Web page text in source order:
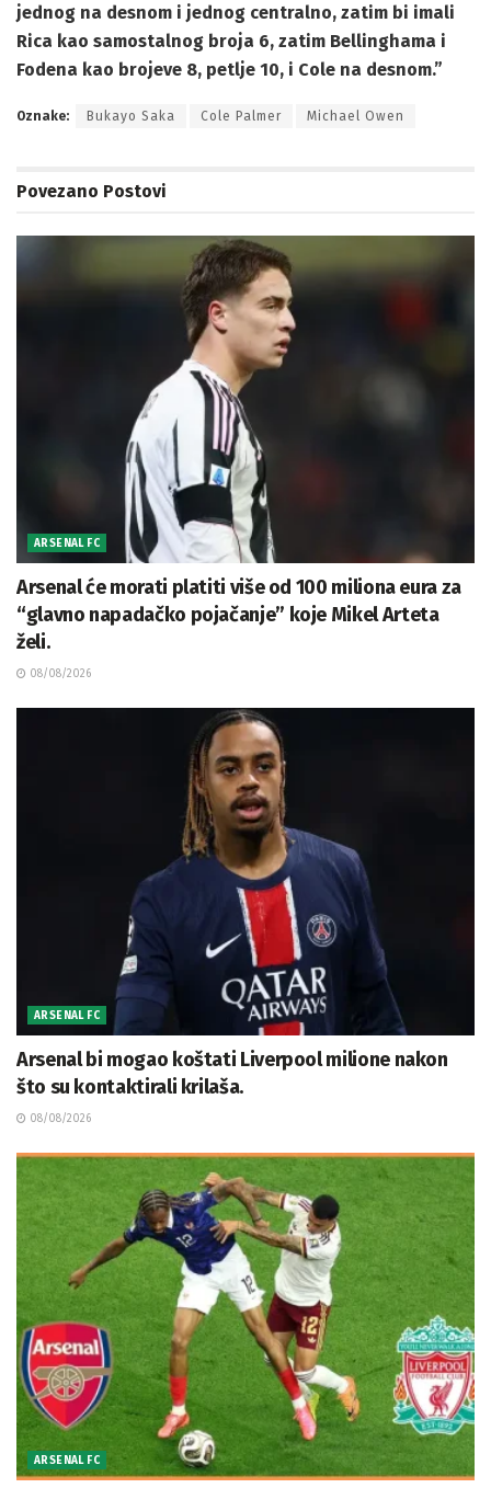
jednog na desnom i jednog centralno, zatim bi imali
Rica kao samostalnog broja 6, zatim Bellinghama i
Fodena kao brojeve 8, petlje 10, i Cole na desnom.”
Oznake: Bukayo Saka Cole Palmer Michael Owen
Povezano Postovi
ARSENAL FC
Arsenal će morati platiti više od 100 miliona eura za
“glavno napadačko pojačanje” koje Mikel Arteta
želi.
08/08/2026
ARSENAL FC
Arsenal bi mogao koštati Liverpool milione nakon
što su kontaktirali krilaša.
08/08/2026
ARSENAL FC